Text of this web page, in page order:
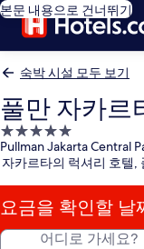
본문 내용으로 건너뛰기
숙박 시설 모두 보기
풀만 자카르
5.0
성
급
숙
박
시
Pullman Jakarta Central
자카르타의 럭셔리 호텔,
요금을 확인할 날
어디로 가세요?